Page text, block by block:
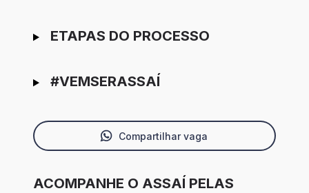
ETAPAS DO PROCESSO
#VEMSERASSAÍ
Compartilhar vaga
ACOMPANHE O ASSAÍ PELAS